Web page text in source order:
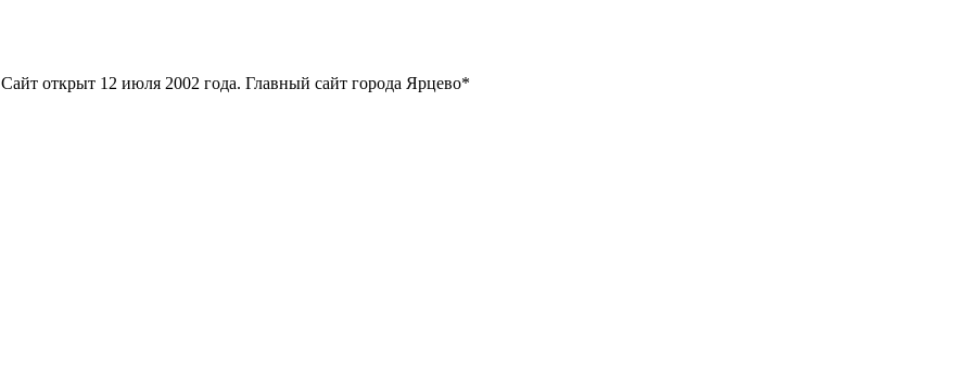
Сайт открыт 12 июля 2002 года. Главный сайт города Ярцево*